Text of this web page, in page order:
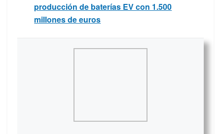
producción de baterías EV con 1.500
millones de euros